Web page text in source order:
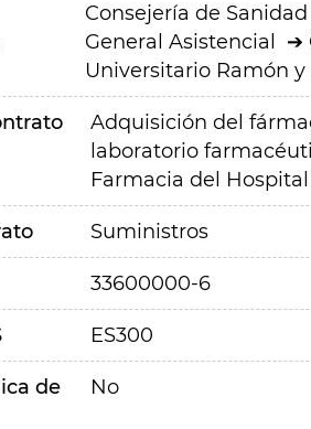
Consejería de Sanidad
General Asistencial
Universitario Ramón y
Adquisición del
laboratorio
Farmacia del
Suministros
33600000-6
ES300
de
No